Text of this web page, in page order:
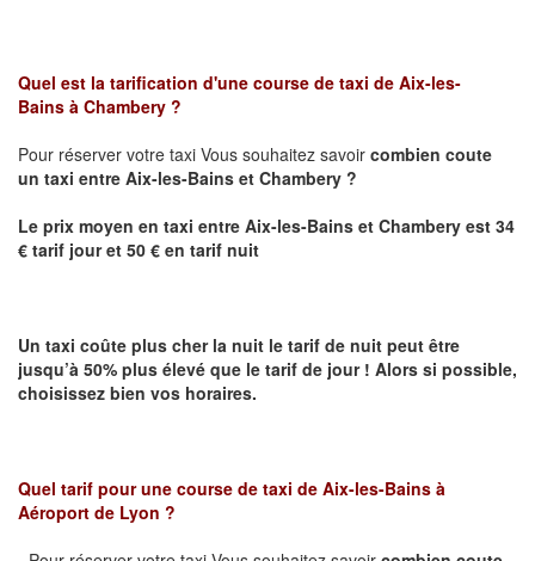
Quel est la tarification d'une course de taxi de Aix-les-
Bains à Chambery ?
Pour réserver votre taxi Vous souhaitez savoir combien coute
un taxi entre Aix-les-Bains et Chambery ?
Le prix moyen en taxi entre Aix-les-Bains et Chambery est 34
€ tarif jour et 50 € en tarif nuit
Un taxi coûte plus cher la nuit le tarif de nuit peut être
jusqu’à 50% plus élevé que le tarif de jour ! Alors si possible,
choisissez bien vos horaires.
Quel tarif pour une course de taxi de Aix-les-Bains à
Aéroport de Lyon ?